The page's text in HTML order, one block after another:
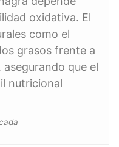
oxidativa. El
como el
grasos frente a
que el
nutricional